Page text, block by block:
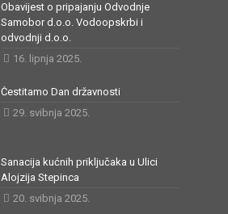
Obavijest o pripajanju Odvodnje
Samobor d.o.o. Vodoopskrbi i
odvodnji d.o.o.
16. lipnja 2025.
Čestitamo Dan državnosti
29. svibnja 2025.
Sanacija kućnih priključaka u Ulici
Alojzija Stepinca
20. svibnja 2025.